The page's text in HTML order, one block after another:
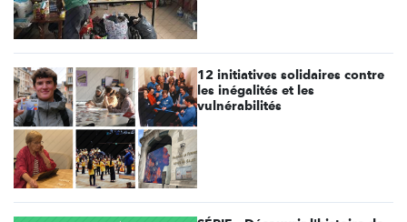
12 initiatives solidaires contre
les inégalités et les
vulnérabilités